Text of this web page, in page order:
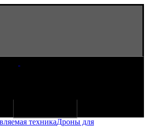
техникаДроны для